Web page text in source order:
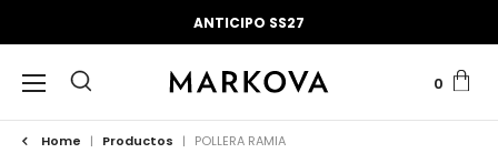
ANTICIPO SS27
0
Home | Productos | POLLERA RAMIA